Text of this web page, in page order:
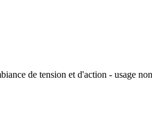
de tension et d'action - usage